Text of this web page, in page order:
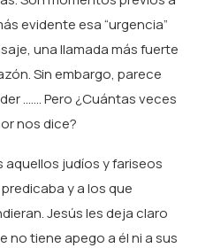
evidente esa “urgencia”
una llamada más fuerte
Sin embargo, parece
……. Pero ¿Cuántas veces
nos dice?
judíos y fariseos
y a los que
Jesús les deja claro
no tiene apego a él ni a sus